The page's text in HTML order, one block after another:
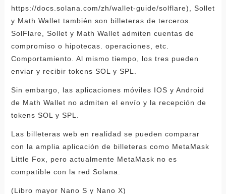
https://docs.solana.com/zh/wallet-guide/solflare), Sollet
y Math Wallet también son billeteras de terceros.
SolFlare, Sollet y Math Wallet admiten cuentas de
compromiso o hipotecas. operaciones, etc.
Comportamiento. Al mismo tiempo, los tres pueden
enviar y recibir tokens SOL y SPL.
Sin embargo, las aplicaciones móviles IOS y Android
de Math Wallet no admiten el envío y la recepción de
tokens SOL y SPL.
Las billeteras web en realidad se pueden comparar
con la amplia aplicación de billeteras como MetaMask
Little Fox, pero actualmente MetaMask no es
compatible con la red Solana.
(Libro mayor Nano S y Nano X)